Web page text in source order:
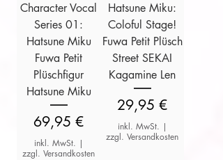
Character Vocal
Series 01:
Hatsune Miku
Fuwa Petit
Plüschfigur
Hatsune Miku
Preis
69,95 €
inkl. MwSt. |
zzgl. Versandkosten
Hatsune Miku:
Coloful Stage!
Fuwa Petit Plüsch
Street SEKAI
Kagamine Len
Preis
29,95 €
inkl. MwSt. |
zzgl. Versandkosten